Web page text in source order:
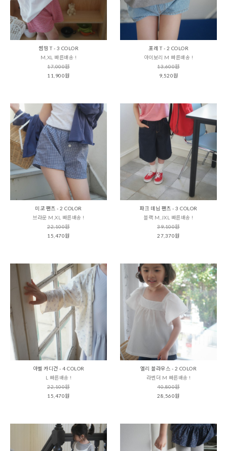
썸띵 T - 3 COLOR
M,XL 빠른배송 !
17,000원
11,900원
포레 T - 2 COLOR
아이보리 M 빠른배송 !
13,600원
9,520원
미코 팬츠 - 2 COLOR
브라운 M,XL 빠른배송 !
22,100원
15,470원
파크 데님 팬츠 - 3 COLOR
블랙 M,JXL 빠른배송 !
39,100원
27,370원
아벨 카디건 - 4 COLOR
L 빠른배송 !
22,100원
15,470원
엘리 블라우스 - 2 COLOR
라벤더 M 빠른배송 !
40,800원
28,560원